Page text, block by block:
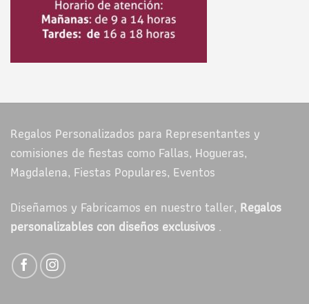
Regalos Personalizados para Representantes y
comisiones de fiestas como Fallas, Hogueras,
Magdalena, Fiestas Populares, Eventos
Diseñamos y Fabricamos en nuestro taller, Regalos
personalizables con diseños exclusivos .